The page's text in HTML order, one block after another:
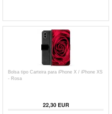
Bolsa tipo Carteira para iPhone X / iPhone XS
- Rosa
22,30EUR